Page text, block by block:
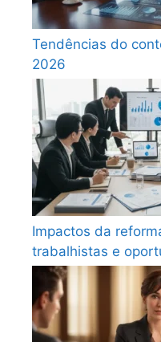
Tendências do
2026
Impactos da
trabalhistas e